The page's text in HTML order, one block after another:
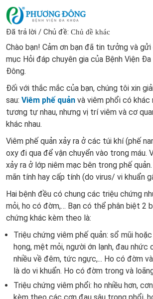
Đã trả lời / Chủ đề: Chủ đề khác
Chào bạn! Cảm ơn bạn đã tin tưởng và
mục Hỏi đáp chuyên gia của Bệnh Viện
Đông.
Đối với thắc mắc của bạn, chúng tôi xin
sau: Viêm phế quản và viêm phổi có khác
tương tự nhau, nhưng vị trí viêm và cơ
khác nhau.
Viêm phế quản xảy ra ở các túi khí (phế
oxy đi qua để vận chuyển vào trong máu.
xảy ra ở lớp niêm mạc bên trong phế
mãn tính hay cấp tính (do virus/ vi khuẩn
Hai bệnh đều có chung các triệu chứng
mỏi, ho có đờm,… Bạn có thể phân biệt 2
chứng khác kèm theo là:
Triệu chứng viêm phế quản: sổ mũi
họng, mệt mỏi, người ớn lạnh, đau nhức
nhiều về đêm, tức ngực,... Ho có đờm
là do vi khuẩn. Ho có đờm trong và
Triệu chứng viêm phổi: ho nhiều hơn,